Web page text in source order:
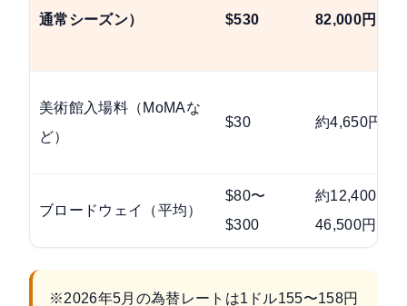
通常シーズン）
$530
82,000円
美術館入場料（MoMAな
ど）
$30 約4,650円
ブロードウェイ（平均）
$80〜
$300
約12,400〜
46,500円
※2026年5月の為替レート は1ドル155〜158円